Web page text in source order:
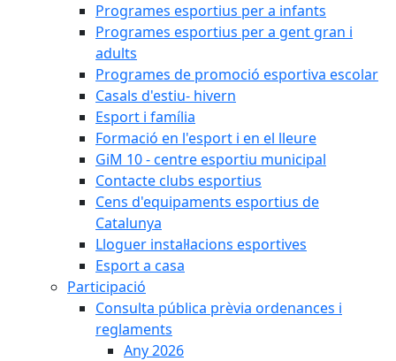
Programes esportius per a infants
Programes esportius per a gent gran i
adults
Programes de promoció esportiva escolar
Casals d'estiu- hivern
Esport i família
Formació en l'esport i en el lleure
GiM 10 - centre esportiu municipal
Contacte clubs esportius
Cens d'equipaments esportius de
Catalunya
Lloguer instal·lacions esportives
Esport a casa
Participació
Consulta pública prèvia ordenances i
reglaments
Any 2026